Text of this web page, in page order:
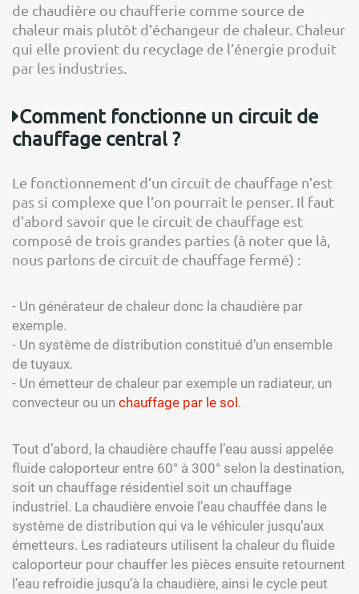
de chaudière ou chaufferie comme source de
chaleur mais plutôt d’échangeur de chaleur. Chaleur
qui elle provient du recyclage de l’énergie produit
par les industries.
Comment fonctionne un circuit de
chauffage central ?
Le fonctionnement d’un circuit de chauffage n’est
pas si complexe que l’on pourrait le penser. Il faut
d’abord savoir que le circuit de chauffage est
composé de trois grandes parties (à noter que là,
nous parlons de circuit de chauffage fermé) :
- Un générateur de chaleur donc la chaudière par
exemple.
- Un système de distribution constitué d’un ensemble
de tuyaux.
- Un émetteur de chaleur par exemple un radiateur, un
convecteur ou un chauffage par le sol .
Tout d’abord, la chaudière chauffe l’eau aussi appelée
fluide caloporteur entre 60° à 300° selon la destination,
soit un chauffage résidentiel soit un chauffage
industriel. La chaudière envoie l’eau chauffée dans le
système de distribution qui va le véhiculer jusqu’aux
émetteurs. Les radiateurs utilisent la chaleur du fluide
caloporteur pour chauffer les pièces ensuite retournent
l’eau refroidie jusqu’à la chaudière, ainsi le cycle peut